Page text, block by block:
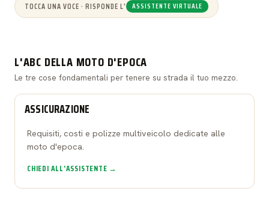
TOCCA UNA VOCE · RISPONDE L' ASSISTENTE VIRTUALE
L'ABC DELLA MOTO D'EPOCA
Le tre cose fondamentali per tenere su strada il tuo mezzo.
ASSICURAZIONE
Requisiti, costi e polizze multiveicolo dedicate alle
moto d'epoca.
CHIEDI ALL'ASSISTENTE →